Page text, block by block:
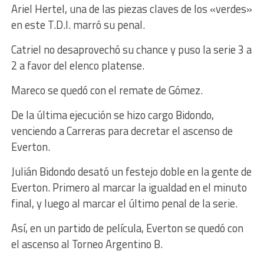
Ariel Hertel, una de las piezas claves de los «verdes»
en este T.D.I. marró su penal.
Catriel no desaprovechó su chance y puso la serie 3 a
2 a favor del elenco platense.
Mareco se quedó con el remate de Gómez.
De la última ejecución se hizo cargo Bidondo,
venciendo a Carreras para decretar el ascenso de
Everton.
Julián Bidondo desató un festejo doble en la gente de
Everton. Primero al marcar la igualdad en el minuto
final, y luego al marcar el último penal de la serie.
Así, en un partido de película, Everton se quedó con
el ascenso al Torneo Argentino B.